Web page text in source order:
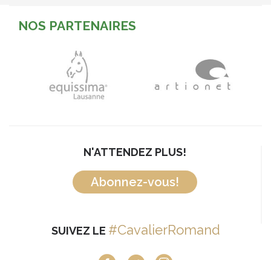
NOS PARTENAIRES
N'ATTENDEZ PLUS!
Abonnez-vous!
SUIVEZ LE #CavalierRomand